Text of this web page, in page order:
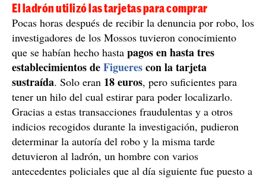
El ladrón utilizó las tarjetas para comprar
Pocas horas después de recibir la denuncia por robo, los
investigadores de los Mossos tuvieron conocimiento
que se habían hecho hasta pagos en hasta tres
establecimientos deFiguerescon la tarjeta
sustraída. Solo eran 18 euros, pero suficientes para
tener un hilo del cual estirar para poder localizarlo.
Gracias a estas transacciones fraudulentas y a otros
indicios recogidos durante la investigación, pudieron
determinar la autoría del robo y la misma tarde
detuvieron al ladrón, un hombre con varios
antecedentes policiales que al día siguiente fue puesto a